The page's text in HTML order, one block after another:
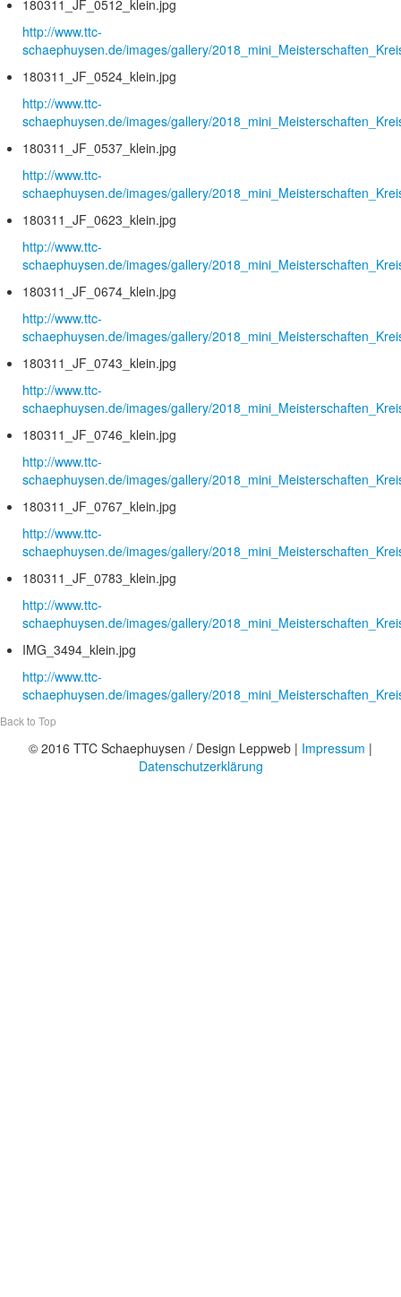
180311_JF_0512_klein.jpg
http://www.ttc-
schaephuysen.de/images/gallery/
180311_JF_0524_klein.jpg
http://www.ttc-
schaephuysen.de/images/gallery/
180311_JF_0537_klein.jpg
http://www.ttc-
schaephuysen.de/images/gallery/
180311_JF_0623_klein.jpg
http://www.ttc-
schaephuysen.de/images/gallery/
180311_JF_0674_klein.jpg
http://www.ttc-
schaephuysen.de/images/gallery/
180311_JF_0743_klein.jpg
http://www.ttc-
schaephuysen.de/images/gallery/
180311_JF_0746_klein.jpg
http://www.ttc-
schaephuysen.de/images/gallery/
180311_JF_0767_klein.jpg
http://www.ttc-
schaephuysen.de/images/gallery/
180311_JF_0783_klein.jpg
http://www.ttc-
schaephuysen.de/images/gallery/
IMG_3494_klein.jpg
http://www.ttc-
schaephuysen.de/images/gallery/
Back to Top
© 2016 TTC Schaephuysen / Design Leppweb | Impressum |
Datenschutzerklärung